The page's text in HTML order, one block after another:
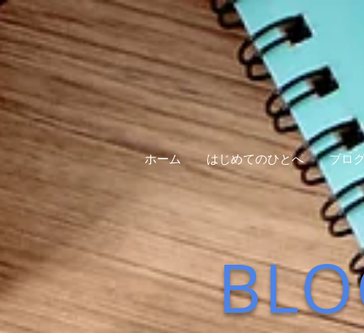
ホーム はじめてのひとへ ブロ